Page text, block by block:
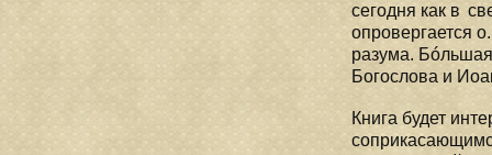
сегодня как в
опровергается
разума. Бóльшая
Богослова и
Книга будет